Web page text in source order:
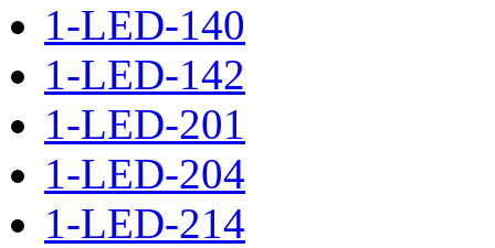
1-LED-140
1-LED-142
1-LED-201
1-LED-204
1-LED-214